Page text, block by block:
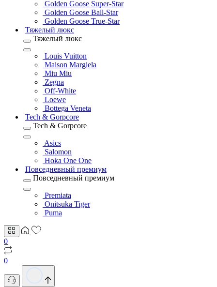
Golden Goose Super-Star
Golden Goose Ball-Star
Golden Goose True-Star
Тяжелый люкс
Тяжелый люкс
Louis Vuitton
Maison Margiela
Miu Miu
Zegna
Off-White
Loewe
Bottega Veneta
Tech & Gorpcore
Tech & Gorpcore
Asics
Salomon
Hoka One One
Повседневный премиум
Повседневный премиум
Premiata
Onitsuka Tiger
Puma
0
0